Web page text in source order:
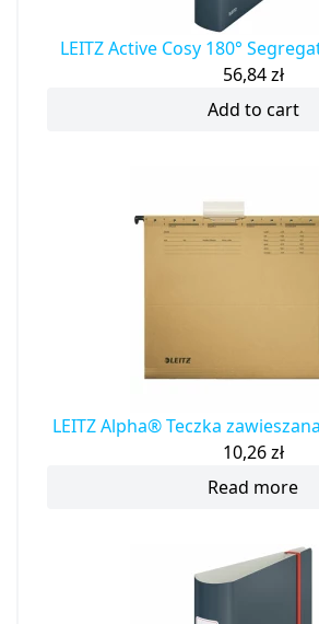
LEITZ Active Cosy 180°
56,84zł
Add to cart
LEITZ Alpha® Teczka
10,26zł
Read more